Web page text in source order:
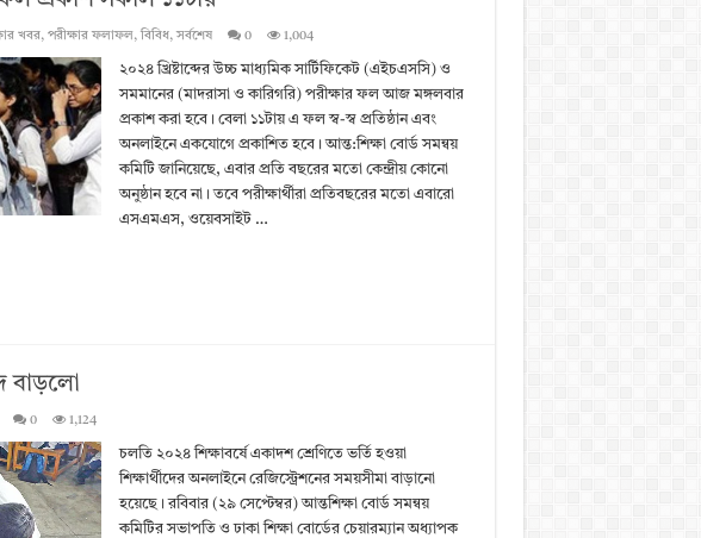
খবর, পরীক্ষার ফলাফল, বিবিধ, সর্বশেষ 0 1,004
২০২৪ খ্রিষ্টাব্দের উচ্চ মাধ্যমিক সার্টিফিকেট (এইচএসসি) ও
সমমানের (মাদরাসা ও কারিগরি) পরীক্ষার ফল আজ মঙ্গলবার
প্রকাশ করা হবে। বেলা ১১টায় এ ফল স্ব-স্ব প্রতিষ্ঠান এবং
অনলাইনে একযোগে প্রকাশিত হবে। আন্ত:শিক্ষা বোর্ড সমন্বয়
কমিটি জানিয়েছে, এবার প্রতি বছরের মতো কেন্দ্রীয় কোনো
অনুষ্ঠান হবে না। তবে পরীক্ষার্থীরা প্রতিবছরের মতো এবারো
এসএমএস, ওয়েবসাইট …
বাড়লো
0 1,124
চলতি ২০২৪ শিক্ষাবর্ষে একাদশ শ্রেণিতে ভর্তি হওয়া
শিক্ষার্থীদের অনলাইনে রেজিস্ট্রেশনের সময়সীমা বাড়ানো
হয়েছে। রবিবার (২৯ সেপ্টেম্বর) আন্তশিক্ষা বোর্ড সমন্বয়
কমিটির সভাপতি ও ঢাকা শিক্ষা বোর্ডের চেয়ারম্যান অধ্যাপক